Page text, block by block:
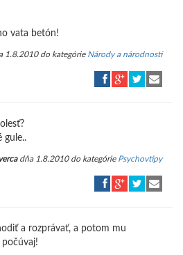
vata betón!
1.8.2010 do kategórie Národy a národnosti
gule..
dňa 1.8.2010 do kategórie Psychovtipy
a rozprávať, a potom mu
počúvaj!